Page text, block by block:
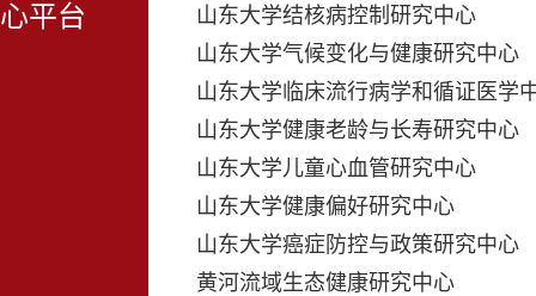
平台
山东大学结核病控制研究中心
山东大学气候变化与健康研究中心
山东大学临床流行病学和循证医学
山东大学健康老龄与长寿研究中心
山东大学儿童心血管研究中心
山东大学健康偏好研究中心
山东大学癌症防控与政策研究中心
黄河流域生态健康研究中心